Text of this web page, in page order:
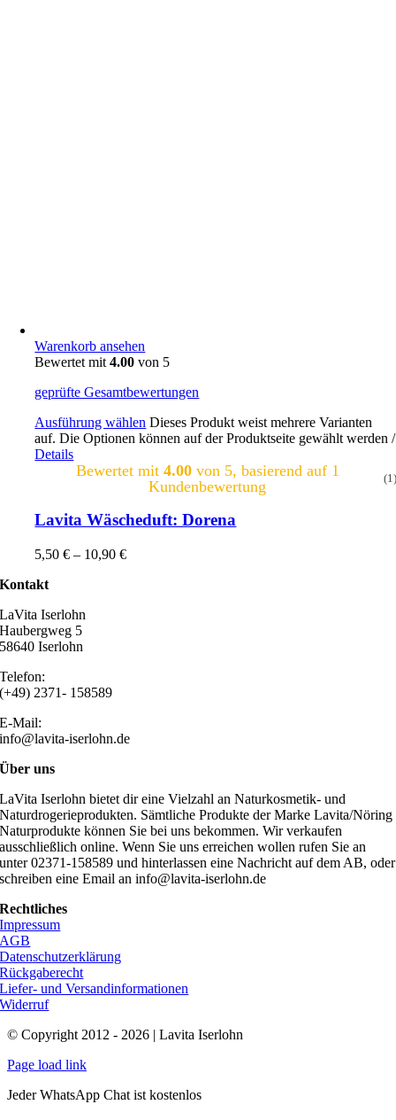
Warenkorb ansehen
Bewertet mit4.00 von 5
geprüfte Gesamtbewertungen
Ausführung wählen Dieses Produkt weist mehrere Varianten
auf. Die Optionen können auf der Produktseite gewählt werden/
Details
Bewertet mit 4.00von 5, basierend auf 1
Kundenbewertung
(1)
Lavita Wäscheduft: Dorena
5,50€ – 10,90€
Kontakt
LaVita Iserlohn
Haubergweg 5
58640 Iserlohn
Telefon:
(+49) 2371- 158589
E-Mail:
info@lavita-iserlohn.de
Über uns
LaVita Iserlohn bietet dir eine Vielzahl an Naturkosmetik- und
Naturdrogerieprodukten. Sämtliche Produkte der Marke Lavita/Nöring
Naturprodukte können Sie bei uns bekommen. Wir verkaufen
ausschließlich online. Wenn Sie uns erreichen wollen rufen Sie an
unter 02371-158589 und hinterlassen eine Nachricht auf dem AB, oder
schreiben eine Email an info@lavita-iserlohn.de
Rechtliches
Impressum
AGB
Datenschutzerklärung
Rückgaberecht
Liefer- und Versandinformationen
Widerruf
© Copyright 2012 - 2026 | Lavita Iserlohn
Page load link
Jeder WhatsApp Chat ist kostenlos